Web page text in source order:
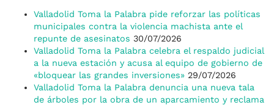
Valladolid Toma la Palabra pide reforzar las políticas
municipales contra la violencia machista ante el
repunte de asesinatos 30/07/2026
Valladolid Toma la Palabra celebra el respaldo judicial
a la nueva estación y acusa al equipo de gobierno de
«bloquear las grandes inversiones» 29/07/2026
Valladolid Toma la Palabra denuncia una nueva tala
de árboles por la obra de un aparcamiento y reclama